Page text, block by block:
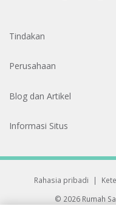
Tindakan
Perusahaan
Blog dan Artikel
Informasi Situs
Rahasia pribadi |
© 2026 Rumah